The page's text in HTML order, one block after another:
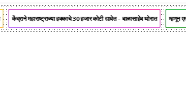
केंद्राने महाराष्ट्राच्या हक्काचे 30 हजार कोटी द्यावेत - बाळासाहेब थोरात म्हणून